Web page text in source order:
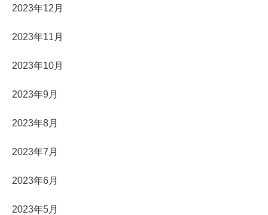
2023年12月
2023年11月
2023年10月
2023年9月
2023年8月
2023年7月
2023年6月
2023年5月